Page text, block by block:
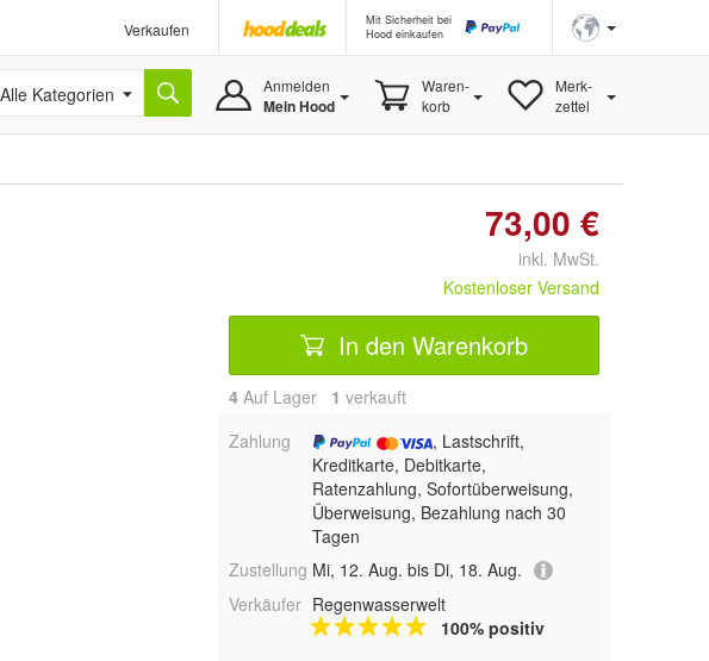
Verkaufen
Mit Sicherheit bei
Hood einkaufen
Alle Kategorien Anmelden
Mein Hood
Waren-
korb
Merk-
zettel
73,00 €
inkl. MwSt.
Kostenloser Versand
In den Warenkorb
4 Auf Lager 1 verkauft
Zahlung
, Lastschrift,
Kreditkarte, Debitkarte,
Ratenzahlung, Sofortüberweisung,
Überweisung, Bezahlung nach 30
Tagen
Zustellung Mi, 12. Aug. bis Di, 18. Aug.
Verkäufer Regenwasserwelt
100% positiv